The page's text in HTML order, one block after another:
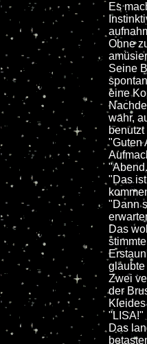
Es
Ohne
Seine
eine
wahr,
"Guten
"Das
"Dann
Das
glaubte
Zwei
der
"LISA!"
Das